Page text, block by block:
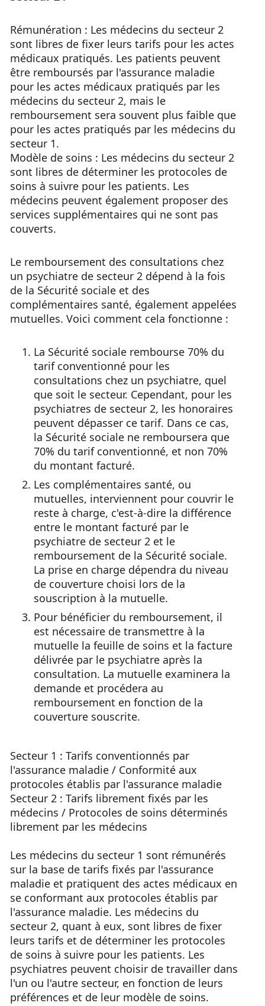
Rémunération : Les médecins du secteur 2
sont libres de fixer leurs tarifs pour les actes
médicaux pratiqués. Les patients peuvent
être remboursés par l'assurance maladie
pour les actes médicaux pratiqués par les
médecins du secteur 2, mais le
remboursement sera souvent plus faible que
pour les actes pratiqués par les médecins du
secteur 1.
Modèle de soins : Les médecins du secteur 2
sont libres de déterminer les protocoles de
soins à suivre pour les patients. Les
médecins peuvent également proposer des
services supplémentaires qui ne sont pas
couverts.
Le remboursement des consultations chez
un psychiatre de secteur 2 dépend à la fois
de la Sécurité sociale et des
complémentaires santé, également appelées
mutuelles. Voici comment cela fonctionne :
La Sécurité sociale rembourse 70% du
tarif conventionné pour les
consultations chez un psychiatre, quel
que soit le secteur. Cependant, pour les
psychiatres de secteur 2, les honoraires
peuvent dépasser ce tarif. Dans ce cas,
la Sécurité sociale ne remboursera que
70% du tarif conventionné, et non 70%
du montant facturé.
Les complémentaires santé, ou
mutuelles, interviennent pour couvrir le
reste à charge, c'est-à-dire la différence
entre le montant facturé par le
psychiatre de secteur 2 et le
remboursement de la Sécurité sociale.
La prise en charge dépendra du niveau
de couverture choisi lors de la
souscription à la mutuelle.
Pour bénéficier du remboursement, il
est nécessaire de transmettre à la
mutuelle la feuille de soins et la facture
délivrée par le psychiatre après la
consultation. La mutuelle examinera la
demande et procédera au
remboursement en fonction de la
couverture souscrite.
Secteur 1 : Tarifs conventionnés par
l'assurance maladie / Conformité aux
protocoles établis par l'assurance maladie
Secteur 2 : Tarifs librement fixés par les
médecins / Protocoles de soins déterminés
librement par les médecins
Les médecins du secteur 1 sont rémunérés
sur la base de tarifs fixés par l'assurance
maladie et pratiquent des actes médicaux en
se conformant aux protocoles établis par
l'assurance maladie. Les médecins du
secteur 2, quant à eux, sont libres de fixer
leurs tarifs et de déterminer les protocoles
de soins à suivre pour les patients. Les
psychiatres peuvent choisir de travailler dans
l'un ou l'autre secteur, en fonction de leurs
préférences et de leur modèle de soins.